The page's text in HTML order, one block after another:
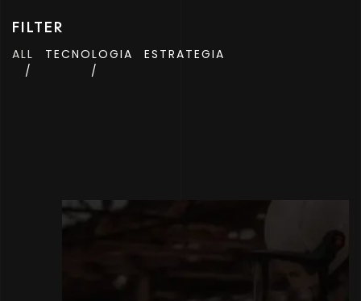
FILTER
ALL TECNOLOGIA ESTRATEGIA